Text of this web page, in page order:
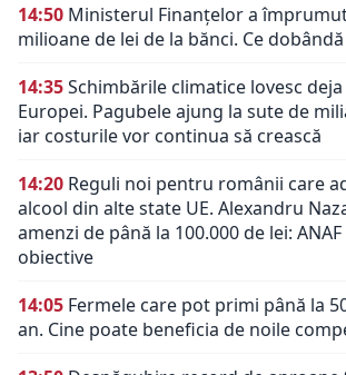
14:50 Ministerul Finanțelor a
milioane de lei de la bănci. Ce
14:35Schimbările climatice lovesc
Europei. Pagubele ajung la sute de
iar costurile vor continua să crească
14:20 Reguli noi pentru românii care
alcool din alte state UE. Alexandru
amenzi de până la 100.000 de lei:
obiective
14:05 Fermele care pot primi până la
an. Cine poate beneficia de noile